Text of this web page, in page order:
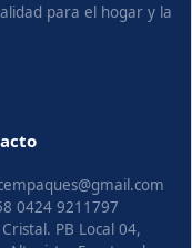
para el hogar y la
0424 9211797
Cristal. PB Local 04,